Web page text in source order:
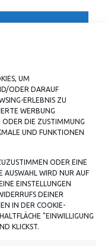
UM
ODER DARAUF
ERLEBNIS ZU
WERBUNG
DIE ZUSTIMMUNG
UND FUNKTIONEN
ODER EINE
AUSWAHL WIRD NUR AUF
EINSTELLUNGEN
DEINER E
IN DER COOKIE-R
"EINWILLIGUNG V
KLICKST.
BANDSHIRTS.